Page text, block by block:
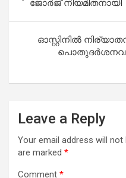
ജോര്‍ജ് നിയമിതനായി
ഓസ്റ്റിനിൽ
പൊതുദർശനവും
Leave a Reply
Your email address will not
are marked *
Comment *